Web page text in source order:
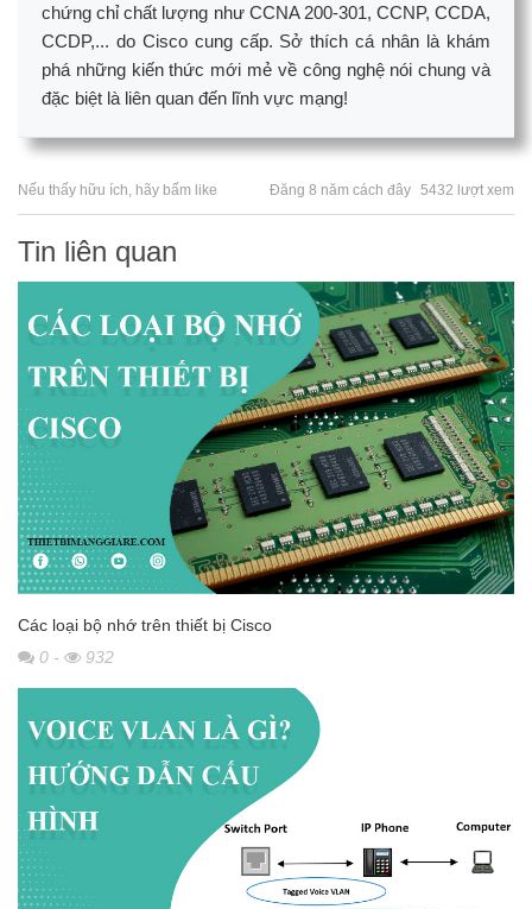
chứng chỉ chất lượng như CCNA 200-301, CCNP, CCDA,
CCDP,... do Cisco cung cấp. Sở thích cá nhân là khám
phá những kiến thức mới mẻ về công nghệ nói chung và
đặc biệt là liên quan đến lĩnh vực mạng!
Nếu thấy hữu ích, hãy bấm like Đăng 8 năm cách đây 5432 lượt xem
Tin liên quan
Các loại bộ nhớ trên thiết bị Cisco
0 - 932